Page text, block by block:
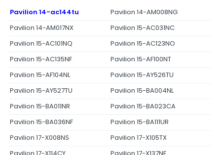
Pavilion 14-ac144tu
Pavilion 14-AM008NG
Pavilion 14-AM017NX
Pavilion 15-AC031NC
Pavilion 15-AC101NQ
Pavilion 15-AC123NO
Pavilion 15-AC135NF
Pavilion 15-AF100NT
Pavilion 15-AF104NL
Pavilion 15-AY526TU
Pavilion 15-AY527TU
Pavilion 15-BA004NL
Pavilion 15-BA011NR
Pavilion 15-BA023CA
Pavilion 15-BA036NF
Pavilion 15-BA111UR
Pavilion 17-X008NS
Pavilion 17-X105TX